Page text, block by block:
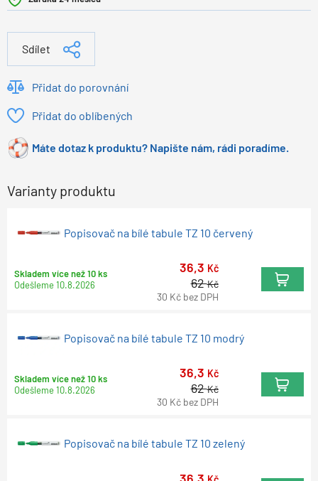
Sdílet
Přidat do porovnání
Přidat do oblíbených
Máte dotaz k produktu? Napište nám, rádi poradíme.
Varianty produktu
Popisovač na bílé tabule TZ 10 červený
Skladem více než 10 ks
Odešleme10.8.2026
36,3 Kč
62Kč
30 Kč bez DPH
Popisovač na bílé tabule TZ 10 modrý
Skladem více než 10 ks
Odešleme10.8.2026
36,3 Kč
62Kč
30 Kč bez DPH
Popisovač na bílé tabule TZ 10 zelený
36,3